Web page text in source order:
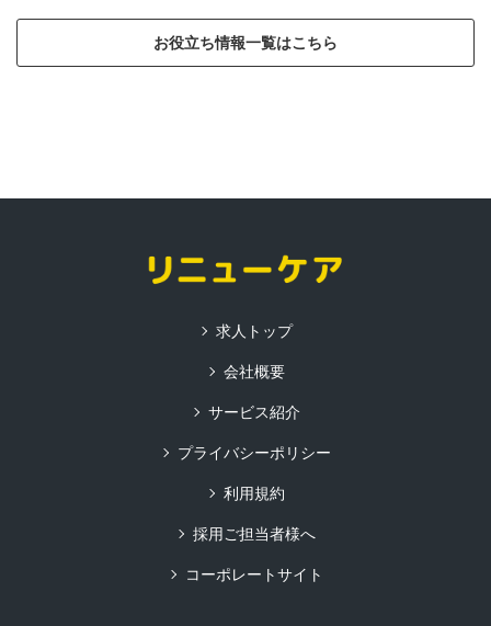
お役立ち情報一覧はこちら
求人トップ
会社概要
サービス紹介
プライバシーポリシー
利用規約
採用ご担当者様へ
コーポレートサイト